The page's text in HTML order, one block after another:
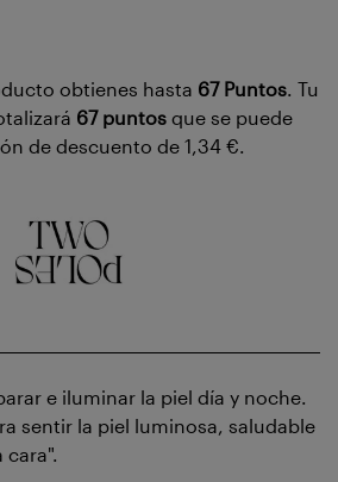
obtienes hasta 67Puntos. Tu
67puntos que se puede
de descuento de 1,34 €.
e iluminar la piel día y noche.
sentir la piel luminosa, saludable